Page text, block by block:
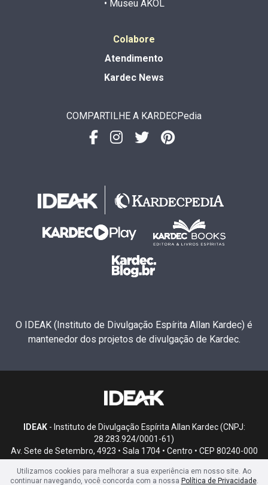
• Museu AKOL
Colabore
Atendimento
Kardec News
COMPARTILHE A KARDECPedia
O IDEAK (Instituto de Divulgação Espírita Allan Kardec) é
mantenedor dos projetos de divulgação de Kardec.
IDEAK- Instituto de Divulgação Espírita Allan Kardec (CNPJ:
28.283.924/0001-61)
Av. Sete de Setembro, 4923 • Sala 1704 • Centro • CEP 80240-000
Utilizamos cookies para melhorar a sua experiência em nosso site. Ao
continuar navegando, você concorda com a nossa Política de Privacidade.